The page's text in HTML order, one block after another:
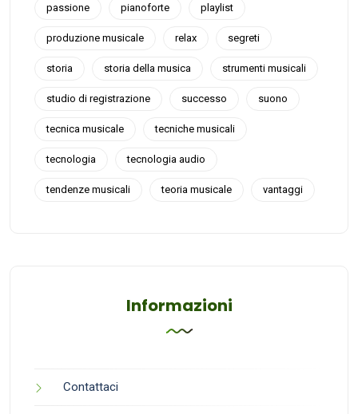
passione pianoforte playlist
produzione musicale relax segreti
storia storia della musica strumenti musicali
studio di registrazione successo suono
tecnica musicale tecniche musicali
tecnologia tecnologia audio
tendenze musicali teoria musicale vantaggi
Informazioni
Contattaci